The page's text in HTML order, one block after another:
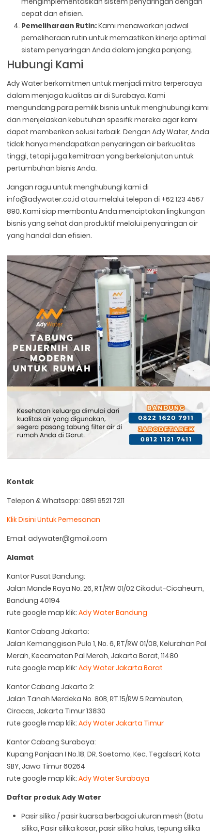
cepat dan efisien.
Pemeliharaan Rutin:Kami menawarkan jadwal
pemeliharaan rutin untuk memastikan kinerja optimal
sistem penyaringan Anda dalam jangka panjang.
Hubungi Kami
Ady Water berkomitmen untuk menjadi mitra terpercaya
dalam menjaga kualitas air di Surabaya. Kami
mengundang para pemilik bisnis untuk menghubungi kami
dan menjelaskan kebutuhan spesifik mereka agar kami
dapat memberikan solusi terbaik. Dengan Ady Water, Anda
tidak hanya mendapatkan penyaringan air berkualitas
tinggi, tetapi juga kemitraan yang berkelanjutan untuk
pertumbuhan bisnis Anda.
Jangan ragu untuk menghubungi kami di
info@adywater.co.id atau melalui telepon di +62 123 4567
890. Kami siap membantu Anda menciptakan lingkungan
bisnis yang sehat dan produktif melalui penyaringan air
yang handal dan efisien.
Kontak
Telepon & Whatsapp: 0851 9521 7211
Klik Disini Untuk Pemesanan
Email: adywater@gmail.com
Alamat
Kantor Pusat Bandung:
Jalan Mande Raya No. 26, RT/RW 01/02 Cikadut-Cicaheum,
Bandung 40194
rute google map klik:Ady Water Bandung
Kantor Cabang Jakarta:
Jalan Kemanggisan Pulo 1, No. 6, RT/RW 01/08, Kelurahan Pal
Merah, Kecamatan Pal Merah, Jakarta Barat, 11480
rute google map klik:Ady Water Jakarta Barat
Kantor Cabang Jakarta 2:
Jalan Tanah Merdeka No. 80B, RT.15/RW.5 Rambutan,
Ciracas, Jakarta Timur 13830
rute google map klik:Ady Water Jakarta Timur
Kantor Cabang Surabaya:
Kupang Panjaan I No.18, DR. Soetomo, Kec. Tegalsari, Kota
SBY, Jawa Timur 60264
rute google map klik:Ady Water Surabaya
Daftar produk Ady Water
Pasir silika / pasir kuarsa berbagai ukuran mesh (Batu
silika, Pasir silika kasar, pasir silika halus, tepung silika